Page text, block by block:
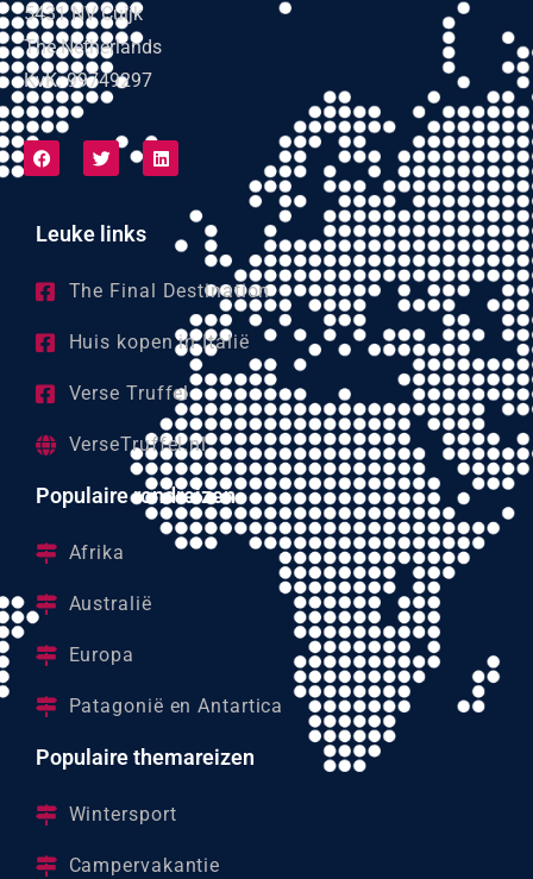
5431 NV Cuijk
The Netherlands
KvK: 99749297
Leuke links
The Final Destination
Huis kopen in Italië
Verse Truffel
VerseTruffel.nl
Populaire rondreizen
Afrika
Australië
Europa
Patagonië en Antartica
Populaire themareizen
Wintersport
Campervakantie